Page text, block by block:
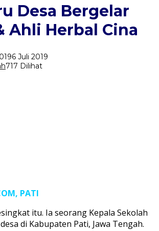
Desa Bergelar
Ahli Herbal Cina
6 Juli 2019
717 Dilihat
PATI
itu. Ia seorang Kepala Sekolah
di Kabupaten Pati, Jawa Tengah.